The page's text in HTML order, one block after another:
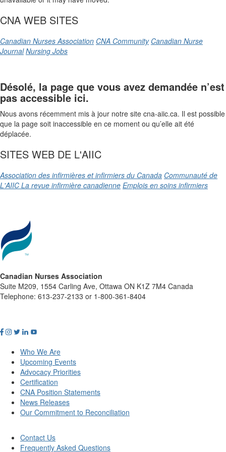
CNA WEB SITES
Canadian Nurses Association CNA Community Canadian Nurse
Journal Nursing Jobs
Désolé, la page que vous avez demandée n’est
pas accessible ici.
Nous avons récemment mis à jour notre site cna-aiic.ca. Il est possible
que la page soit inaccessible en ce moment ou qu’elle ait été
déplacée.
SITES WEB DE L'AIIC
Association des infirmières et infirmiers du Canada Communauté de
L'AIIC La revue infirmière canadienne Emplois en soins infirmiers
Canadian Nurses Association
Suite M209, 1554 Carling Ave, Ottawa ON K1Z 7M4 Canada
Telephone: 613-237-2133 or 1-800-361-8404
Who We Are
Upcoming Events
Advocacy Priorities
Certification
CNA Position Statements
News Releases
Our Commitment to Reconciliation
Contact Us
Frequently Asked Questions